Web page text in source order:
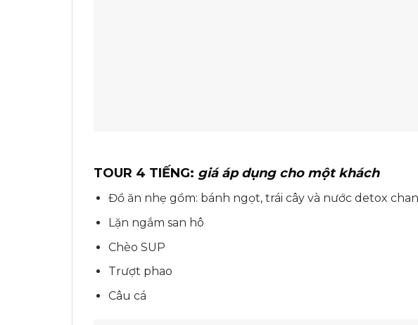
TOUR 4 TIẾNG: giá áp dụng cho một khách
Đồ ăn nhẹ gồm: bánh ngọt, trái cây và nước detox
Lặn ngắm san hô
Chèo SUP
Trượt phao
Câu cá